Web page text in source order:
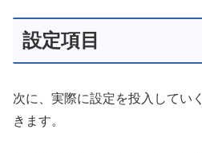
設定項目
次に、実際に設定を投入してい
きます。